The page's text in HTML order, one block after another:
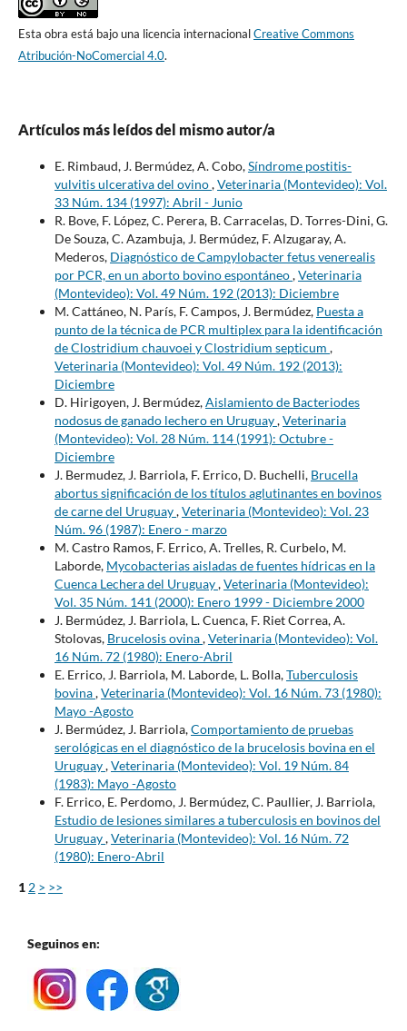
Esta obra está bajo una licencia internacionalCreative Commons
Atribución-NoComercial 4.0.
Artículos más leídos del mismo autor/a
E. Rimbaud, J. Bermúdez, A. Cobo,Síndrome postitis-
vulvitis ulcerativa del ovino,Veterinaria (Montevideo): Vol.
33 Núm. 134 (1997): Abril - Junio
R. Bove, F. López, C. Perera, B. Carracelas, D. Torres-Dini, G.
De Souza, C. Azambuja, J. Bermúdez, F. Alzugaray, A.
Mederos, Diagnóstico de Campylobacter fetus venerealis
por PCR, en un aborto bovino espontáneo,Veterinaria
(Montevideo): Vol. 49 Núm. 192 (2013): Diciembre
M. Cattáneo, N. París, F. Campos, J. Bermúdez, Puesta a
punto de la técnica de PCR multiplex para la identificación
de Clostridium chauvoei y Clostridium septicum ,
Veterinaria (Montevideo): Vol. 49 Núm. 192 (2013):
Diciembre
D. Hirigoyen, J. Bermúdez,Aislamiento de Bacteriodes
nodosus de ganado lechero en Uruguay,Veterinaria
(Montevideo): Vol. 28 Núm. 114 (1991): Octubre -
Diciembre
J. Bermudez, J. Barriola, F. Errico, D. Buchelli, Brucella
abortus significación de los títulos aglutinantes en bovinos
de carne del Uruguay,Veterinaria (Montevideo): Vol. 23
Núm. 96 (1987): Enero - marzo
M. Castro Ramos, F. Errico, A. Trelles, R. Curbelo, M.
Laborde, Mycobacterias aisladas de fuentes hídricas en la
Cuenca Lechera del Uruguay,Veterinaria (Montevideo):
Vol. 35 Núm. 141 (2000): Enero 1999 - Diciembre 2000
J. Bermúdez, J. Barriola, L. Cuenca, F. Riet Correa, A.
Stolovas, Brucelosis ovina,Veterinaria (Montevideo): Vol.
16 Núm. 72 (1980): Enero-Abril
E. Errico, J. Barriola, M. Laborde, L. Bolla,Tuberculosis
bovina,Veterinaria (Montevideo): Vol. 16 Núm. 73 (1980):
Mayo -Agosto
J. Bermúdez, J. Barriola,Comportamiento de pruebas
serológicas en el diagnóstico de la brucelosis bovina en el
Uruguay,Veterinaria (Montevideo): Vol. 19 Núm. 84
(1983): Mayo -Agosto
F. Errico, E. Perdomo, J. Bermúdez, C. Paullier, J. Barriola,
Estudio de lesiones similares a tuberculosis en bovinos del
Uruguay,Veterinaria (Montevideo): Vol. 16 Núm. 72
(1980): Enero-Abril
1 2 > >>
Seguinos en: